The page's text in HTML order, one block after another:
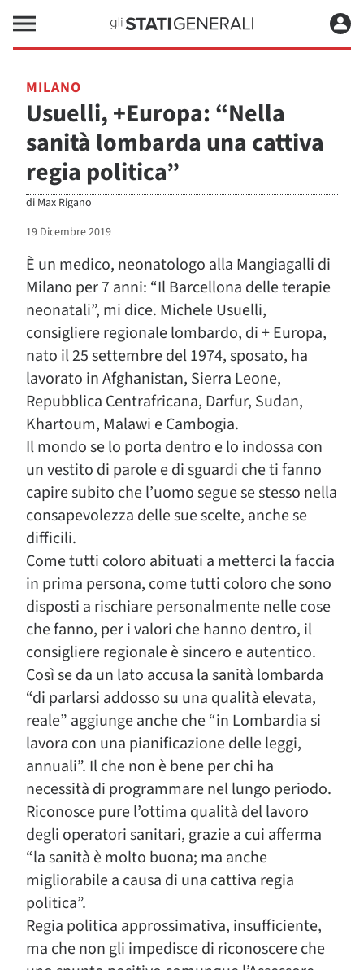
MILANO
Usuelli, +Europa: “Nella
sanità lombarda una cattiva
regia politica”
di Max Rigano
19 Dicembre 2019
È un medico, neonatologo alla Mangiagalli di
Milano per 7 anni: “Il Barcellona delle terapie
neonatali”, mi dice. Michele Usuelli,
consigliere regionale lombardo, di + Europa,
nato il 25 settembre del 1974, sposato, ha
lavorato in Afghanistan, Sierra Leone,
Repubblica Centrafricana, Darfur, Sudan,
Khartoum, Malawi e Cambogia.
Il mondo se lo porta dentro e lo indossa con
un vestito di parole e di sguardi che ti fanno
capire subito che l’uomo segue se stesso nella
consapevolezza delle sue scelte, anche se
difficili.
Come tutti coloro abituati a metterci la faccia
in prima persona, come tutti coloro che sono
disposti a rischiare personalmente nelle cose
che fanno, per i valori che hanno dentro, il
consigliere regionale è sincero e autentico.
Così se da un lato accusa la sanità lombarda
“di parlarsi addosso su una qualità elevata,
reale” aggiunge anche che “in Lombardia si
lavora con una pianificazione delle leggi,
annuali”. Il che non è bene per chi ha
necessità di programmare nel lungo periodo.
Riconosce pure l’ottima qualità del lavoro
degli operatori sanitari, grazie a cui afferma
“la sanità è molto buona; ma anche
migliorabile a causa di una cattiva regia
politica”.
Regia politica approssimativa, insufficiente,
ma che non gli impedisce di riconoscere che